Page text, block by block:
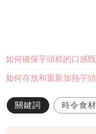
如何確保芋頭糕的口感
如何存放和重新加熱芋
關鍵詞 時令食材